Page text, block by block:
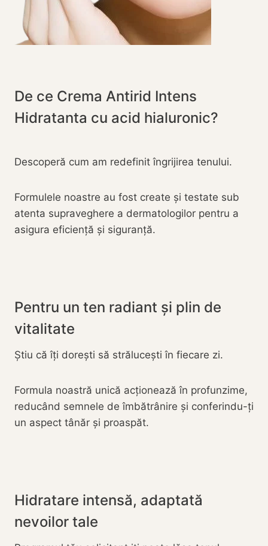
De ce Crema Antirid Intens
Hidratanta cu acid hialuronic?
Descoperă cum am redefinit îngrijirea tenului.
Formulele noastre au fost create și testate sub
atenta supraveghere a dermatologilor pentru a
asigura eficiență și siguranță.
Pentru un ten radiant și plin de
vitalitate
Știu că îți dorești să strălucești în fiecare zi.
Formula noastră unică acționează în profunzime,
reducând semnele de îmbătrânire și conferindu-ți
un aspect tânăr și proaspăt.
Hidratare intensă, adaptată
nevoilor tale